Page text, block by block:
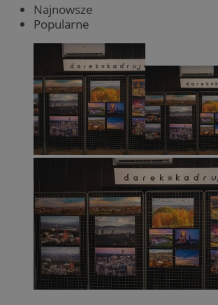
Najnowsze
Popularne